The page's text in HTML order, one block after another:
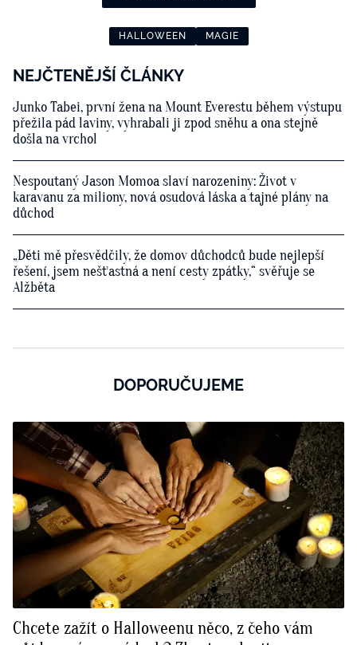
HALLOWEEN MAGIE
NEJČTENĚJŠÍ ČLÁNKY
Junko Tabei, první žena na Mount Everestu během výstupu
přežila pád laviny, vyhrabali ji zpod sněhu a ona stejně
došla na vrchol
Nespoutaný Jason Momoa slaví narozeniny: Život v
karavanu za miliony, nová osudová láska a tajné plány na
důchod
„Děti mě přesvědčily, že domov důchodců bude nejlepší
řešení, jsem nešťastná a není cesty zpátky,“ svěřuje se
Alžběta
DOPORUČUJEME
Chcete zažít o Halloweenu něco, z čeho vám